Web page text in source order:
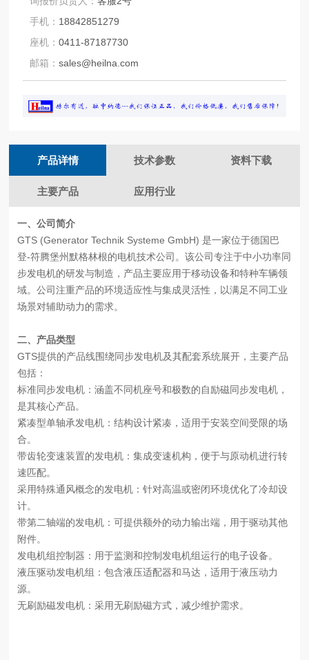
求。
手机： 18842851279
座机：0411-87187730
邮箱：sales@heilna.com
产品详情 技术参数 资料下载
主要产品 应用行业
一、公司简介
GTS (Generator Technik Systeme GmbH) 是一家位于德国巴
登-符腾堡州默格林根的电机技术公司。该公司专注于中小功率同
步发电机的研发与制造，产品主要应用于移动设备和特种车辆领
域。公司注重产品的环境适应性与集成灵活性，以满足不同工业
场景对辅助动力的需求。
二、 产品类型
GTS提供的产品线围绕同步发电机及其配套系统展开，主要产品
包括：
标准同步发电机：涵盖不同机座号和极数的自励磁同步发电机，
是其核心产品。
紧凑型单轴承发电机：结构设计紧凑，适用于安装空间受限的场
合。
带齿轮变速装置的发电机：集成变速机构，便于与原动机进行转
速匹配。
采用特殊通风概念的发电机：针对高温或密闭环境优化了冷却设
计。
带第二轴端的发电机：可提供额外的动力输出端，用于驱动其他
附件。
发电机组控制器：用于监测和控制发电机组运行的电子设备。
液压驱动发电机组：包含液压适配器和马达，适用于液压动力
源。
无刷励磁发电机：采用无刷励磁方式，减少维护需求。